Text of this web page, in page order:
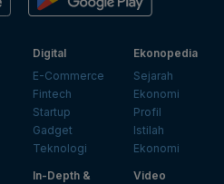
Digital
E-Commerce
Fintech
Startup
Gadget
Teknologi
Ekonopedia
Sejarah
Ekonomi
Profil
Istilah
Ekonomi
In-Depth &
Video